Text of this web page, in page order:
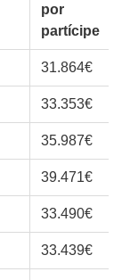
por
partícipe
31.864€
33.353€
35.987€
39.471€
33.490€
33.439€